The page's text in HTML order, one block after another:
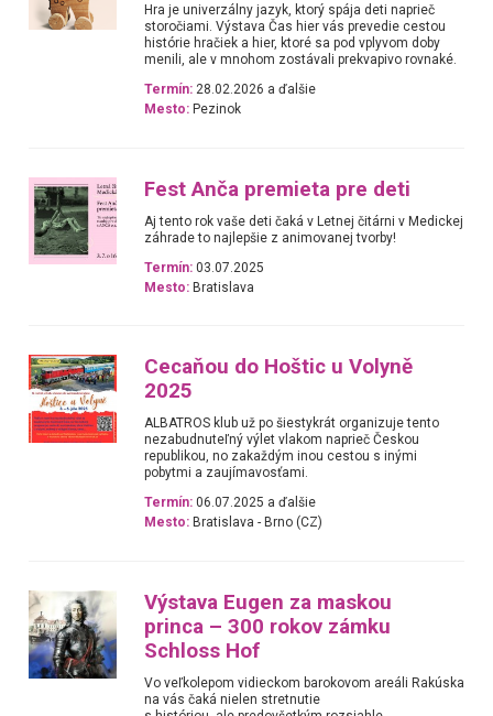
Hra je univerzálny jazyk, ktorý spája deti naprieč
storočiami. Výstava Čas hier vás prevedie cestou
histórie hračiek a hier, ktoré sa pod vplyvom doby
menili, ale v mnohom zostávali prekvapivo rovnaké.
Termín: 28.02.2026 a ďalšie
Mesto: Pezinok
Fest Anča premieta pre deti
Aj tento rok vaše deti čaká v Letnej čitárni v Medickej
záhrade to najlepšie z animovanej tvorby!
Termín: 03.07.2025
Mesto: Bratislava
Cecaňou do Hoštic u Volyně
2025
ALBATROS klub už po šiestykrát organizuje tento
nezabudnuteľný výlet vlakom naprieč Českou
republikou, no zakaždým inou cestou s inými
pobytmi a zaujímavosťami.
Termín: 06.07.2025 a ďalšie
Mesto: Bratislava - Brno (CZ)
Výstava Eugen za maskou
princa – 300 rokov zámku
Schloss Hof
Vo veľkolepom vidieckom barokovom areáli Rakúska
na vás čaká nielen stretnutie